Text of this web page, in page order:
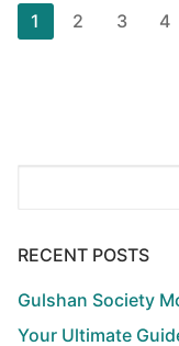
Posts
pagination
1 2 3 4
RECENT POSTS
Gulshan Society
Your Ultimate